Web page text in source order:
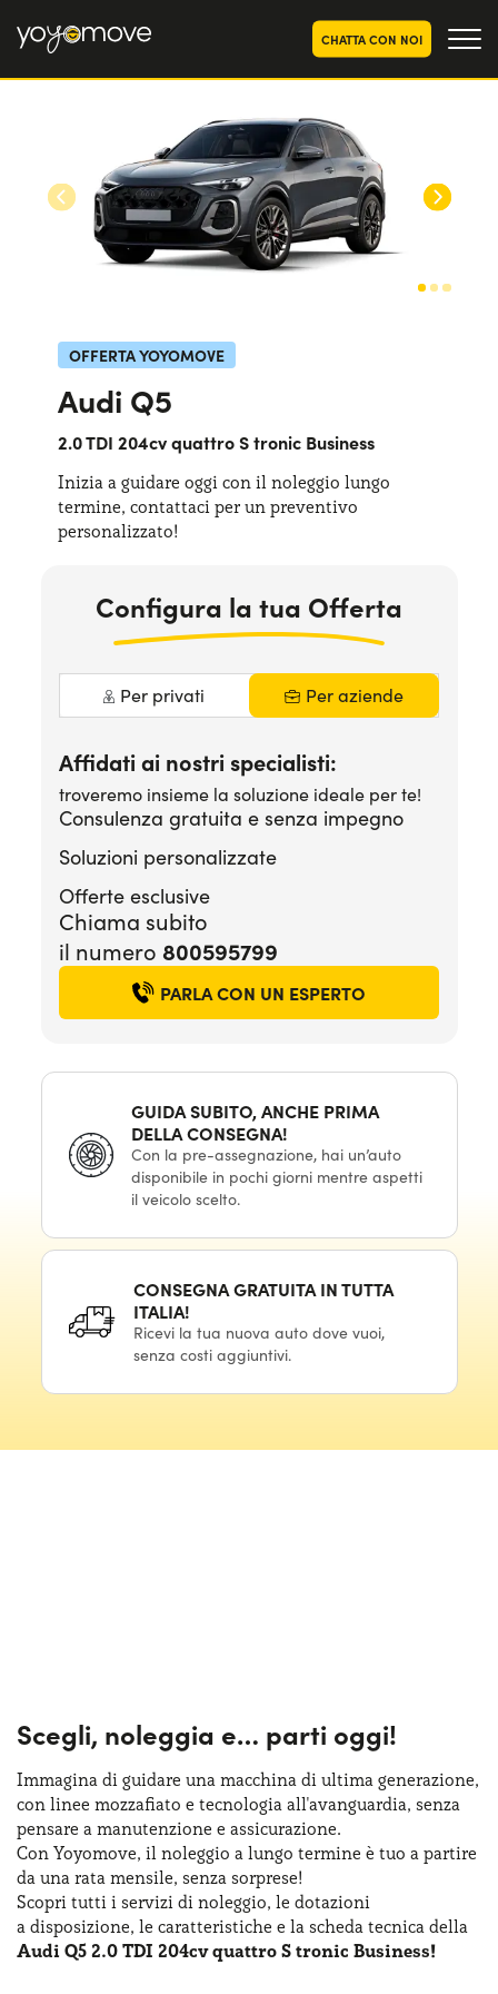
CHATTA CON NOI
OFFERTE NOLEGGIOLUNGO TERMINE
Aziende e P.IVA
OFFERTE NOLEGGIO
AUTO USATE
CHI SIAMO
Lavora con noi
PERCHÉ CONVIENE
SCEGLI UN PAESE
Serve assistenza?
OFFERTA YOYOMOVE
Audi Q5
2.0 TDI 204cv quattro S tronic Business
Inizia a guidare oggi con il noleggio lungo
termine, contattaci per un preventivo
personalizzato!
Configura la tua Offerta
Per privati Per aziende
Affidati ai nostri specialisti:
troveremo insieme la soluzione ideale per te!
Consulenza gratuita e senza impegno
Soluzioni personalizzate
Offerte esclusive
Chiama subito
il numero 800595799
PARLA CON UN ESPERTO
GUIDA SUBITO, ANCHE PRIMA
DELLA CONSEGNA!
Con la pre-assegnazione, hai un’auto
disponibile in pochi giorni mentre aspetti
il veicolo scelto.
CONSEGNA GRATUITA IN TUTTA
ITALIA!
Ricevi la tua nuova auto dove vuoi,
senza costi aggiuntivi.
Scegli, noleggia e… parti oggi!
Immagina di guidare una macchina di ultima generazione,
con linee mozzafiato e tecnologia all'avanguardia, senza
pensare a manutenzione e assicurazione.
Con Yoyomove, il noleggio a lungo termine è tuo a partire
da una rata mensile, senza sorprese!
Scopri tutti i servizi di noleggio, le dotazioni
a disposizione, le caratteristiche e la scheda tecnica della
Audi Q5 2.0 TDI 204cv quattro S tronic Business!